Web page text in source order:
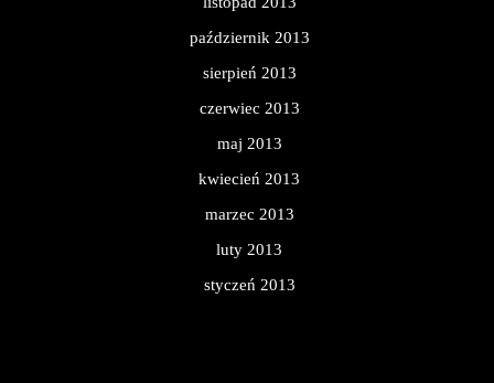
październik 2013
sierpień 2013
czerwiec 2013
maj 2013
kwiecień 2013
marzec 2013
luty 2013
styczeń 2013